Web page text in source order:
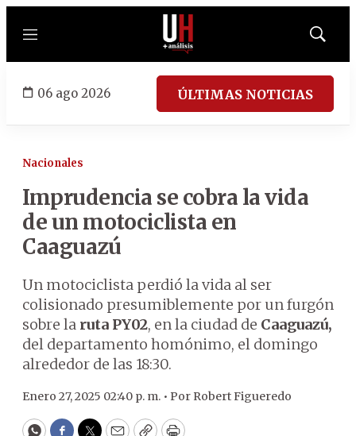
Menú
Mostrar
06 ago 2026 ÚLTIMAS NOTICIAS
Nacionales
Imprudencia se cobra la vida
de un motociclista en
Caaguazú
Un motociclista perdió la vida al ser
colisionado presumiblemente por un furgón
sobre la ruta PY02, en la ciudad de Caaguazú,
del departamento homónimo, el domingo
alrededor de las 18:30.
Enero 27, 2025 02:40 p. m. • Por Robert Figueredo